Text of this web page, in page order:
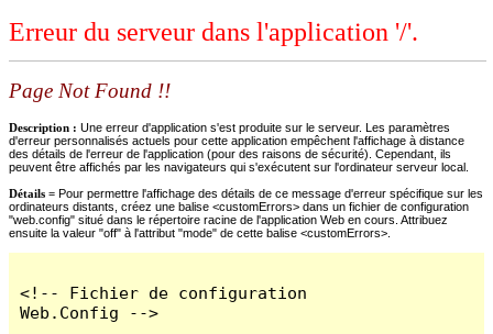
Erreur du serveur dans l'application '/'.
Page Not Found !!
Description : Une erreur d'application s'est produite sur le serveur. Les paramètres
d'erreur personnalisés actuels pour cette application empêchent l'affichage à distance
des détails de l'erreur de l'application (pour des raisons de sécurité). Cependant, ils
peuvent être affichés par les navigateurs qui s'exécutent sur l'ordinateur serveur local.
Détails = Pour permettre l'affichage des détails de ce message d'erreur spécifique sur les
ordinateurs distants, créez une balise <customErrors> dans un fichier de configuration
"web.config" situé dans le répertoire racine de l'application Web en cours. Attribuez
ensuite la valeur "off" à l'attribut "mode" de cette balise <customErrors>.
<!-- Fichier de configuration
Web.Config -->